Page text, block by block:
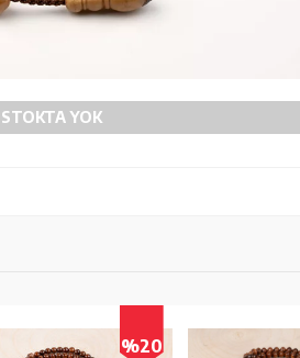
STOKTA YOK
%20